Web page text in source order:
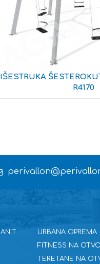
R4170
URBANA OPREMA
FITNESS NA
TERETANE NA